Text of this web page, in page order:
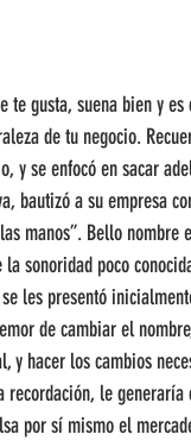
te gusta, suena bien y
de tu negocio.
y se enfocó en sacar
bautizó a su empresa
manos”. Bello
sonoridad poco
les presentó
de cambiar el
y hacer los cambios
le
por sí mismo el